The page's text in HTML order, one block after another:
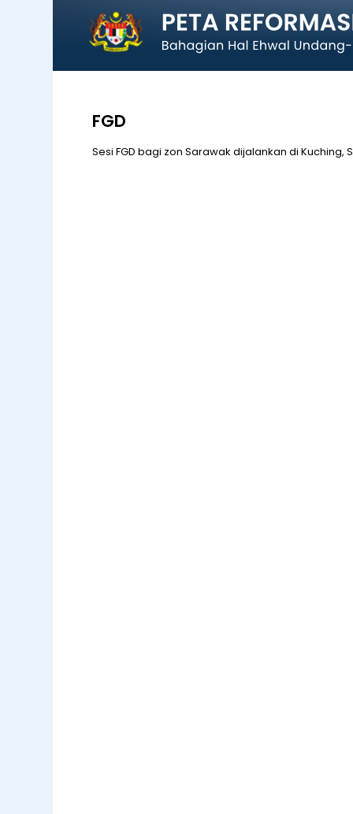
FGD
Sesi FGD bagi zon Sarawak dijalankan di Kuching,